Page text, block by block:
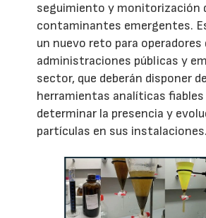
seguimiento y monitorización
contaminantes emergentes.
un nuevo reto para operadores
administraciones públicas y
sector, que deberán disponer de
herramientas analíticas fiables
determinar la presencia y
partículas en sus instalaciones.